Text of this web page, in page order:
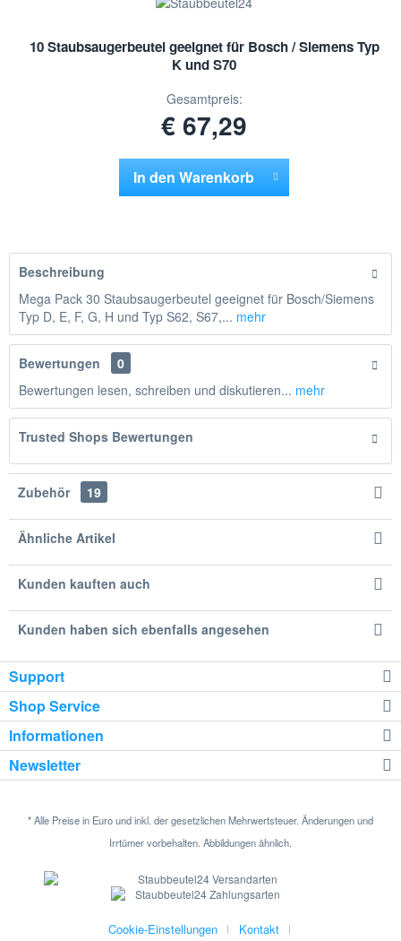
10 Staubsaugerbeutel geeignet für Bosch / Siemens Typ
K und S70
Gesamtpreis:
€ 67,29
In den Warenkorb
Beschreibung
Mega Pack 30 Staubsaugerbeutel geeignet für Bosch/Siemens
Typ D, E, F, G, H und Typ S62, S67,... mehr
Bewertungen
0
Bewertungen lesen, schreiben und diskutieren... mehr
Trusted Shops Bewertungen
Zubehör 19
Ähnliche Artikel
Kunden kauften auch
Kunden haben sich ebenfalls angesehen
Support
Shop Service
Informationen
Newsletter
* Alle Preise in Euro und inkl. der gesetzlichen Mehrwertsteuer. Änderungen und
Irrtümer vorbehalten. Abbildungen ähnlich.
Cookie-Einstellungen Kontakt